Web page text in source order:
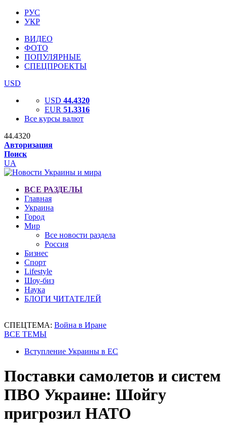
РУС
УКР
ВИДЕО
ФОТО
ПОПУЛЯРНЫЕ
СПЕЦПРОЕКТЫ
USD
USD 44.4320
EUR 51.3316
Все курсы валют
44.4320
Авторизация
Поиск
UA
ВСЕ РАЗДЕЛЫ
Главная
Украина
Город
Мир
Все новости раздела
Россия
Бизнес
Спорт
Lifestyle
Шоу-биз
Наука
БЛОГИ ЧИТАТЕЛЕЙ
СПЕЦТЕМА: Война в Иране
ВСЕ ТЕМЫ
Вступление Украины в ЕС
Поставки самолетов и систем
ПВО Украине: Шойгу
пригрозил НАТО